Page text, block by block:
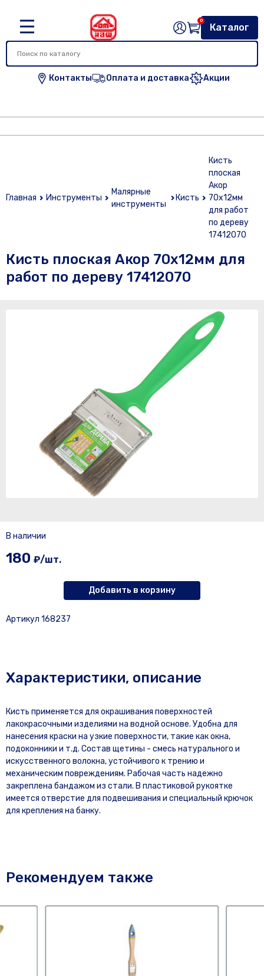
Контакты Оплата и доставка Акции
Каталог
0
Главная Инструменты
Малярные
инструменты
Кисть
Кисть
плоская
Акор
70х12мм
для работ
по дереву
17412070
Кисть плоская Акор 70х12мм для
работ по дереву 17412070
В наличии
180 ₽/шт.
Добавить в корзину
Артикул 168237
Характеристики, описание
Кисть применяется для окрашивания поверхностей
лакокрасочными изделиями на водной основе. Удобна для
нанесения краски на узкие поверхности, такие как окна,
подоконники и т.д. Состав щетины - смесь натурального и
искусственного волокна, устойчивого к трению и
механическим повреждениям. Рабочая часть надежно
закреплена бандажом из стали. В пластиковой рукоятке
имеется отверстие для подвешивания и специальный крючок
для крепления на банку.
Рекомендуем также